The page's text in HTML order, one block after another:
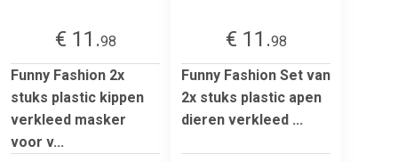
€ 11.98
Funny Fashion 2x
stuks plastic kippen
verkleed masker
voor v...
€ 11.98
Funny Fashion Set van
2x stuks plastic apen
dieren verkleed ...